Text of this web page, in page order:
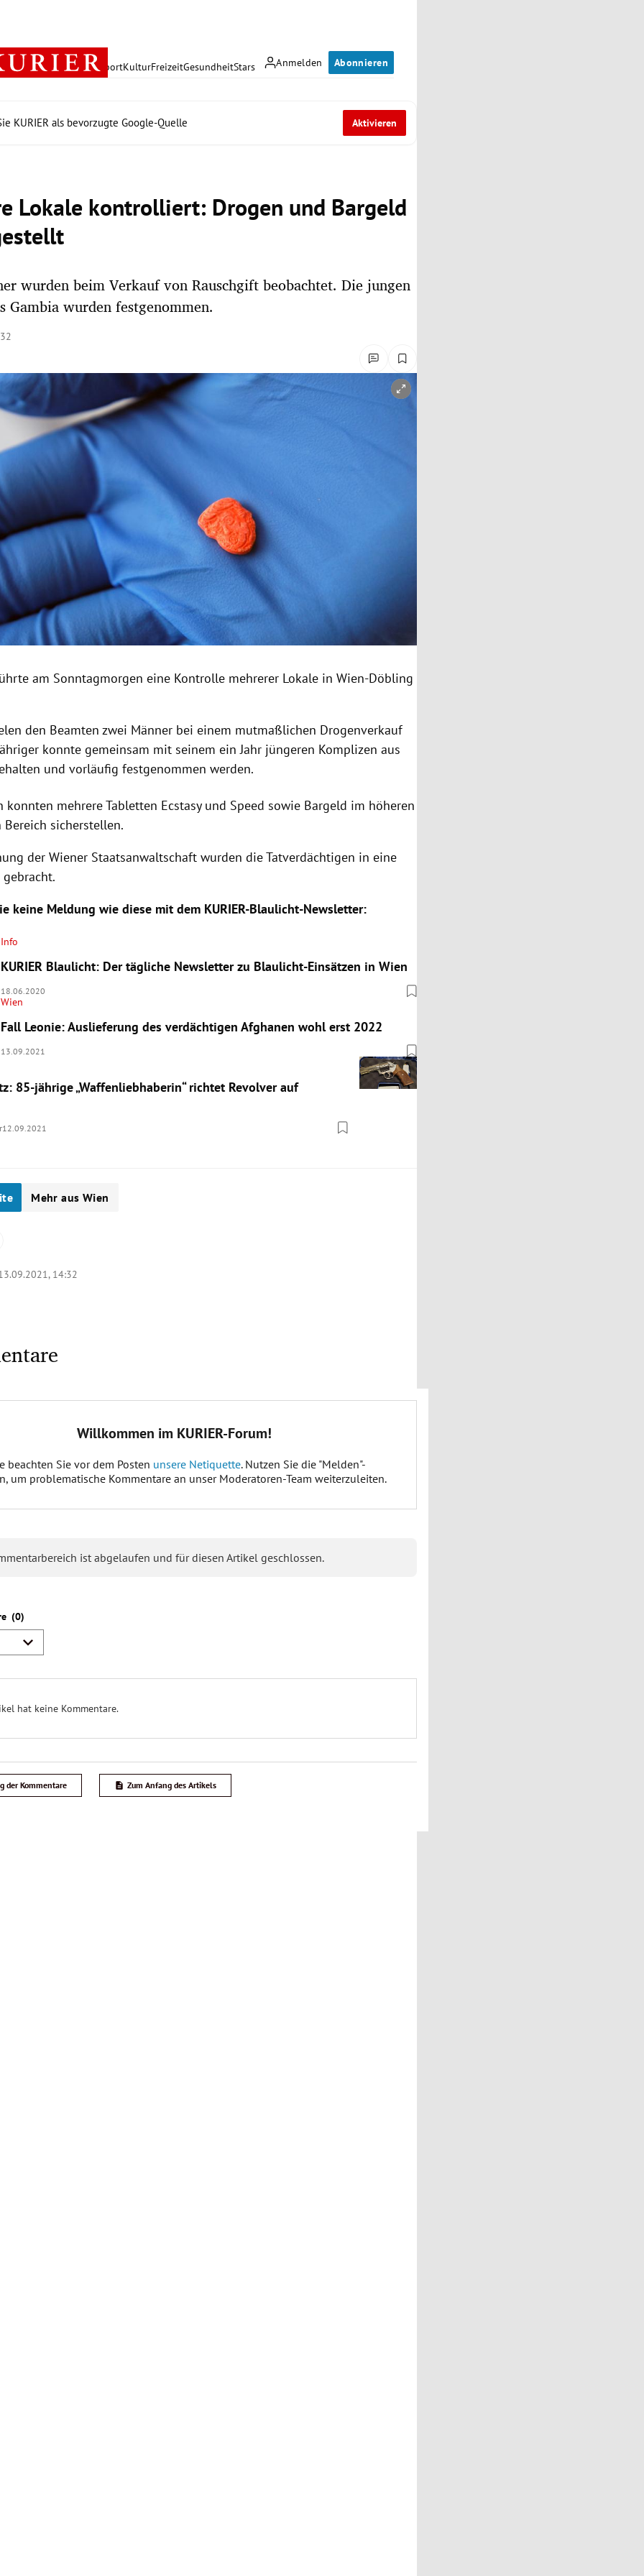
Anmelden Abonnieren
PolitikWirtschaft SportKulturFreizeitGesundheitStars
KURIER als bevorzugte Google-Quelle Aktivieren
Lokale kontrolliert: Drogen und Bargeld
wurden beim Verkauf von Rauschgift beobachtet. Die jungen
Gambia wurden festgenommen.
öffnen/schließen
am Sonntagmorgen eine Kontrolle mehrerer Lokale in Wien-Döbling
den Beamten zwei Männer bei einem mutmaßlichen Drogenverkauf
konnte gemeinsam mit seinem ein Jahr jüngeren Komplizen aus
und vorläufig festgenommen werden.
konnten mehrere Tabletten Ecstasy und Speed sowie Bargeld im höheren
sicherstellen.
der Wiener Staatsanwaltschaft wurden die Tatverdächtigen in eine
keine Meldung wie diese mit dem KURIER-Blaulicht-Newsletter:
Info
KURIER Blaulicht: Der tägliche Newsletter zu Blaulicht-Einsätzen in Wien
18.06.2020
Wien
Fall Leonie: Auslieferung des verdächtigen Afghanen wohl erst 2022
13.09.2021
85-jährige „Waffenliebhaberin“ richtet Revolver auf
12.09.2021
Mehr aus Wien
14:32